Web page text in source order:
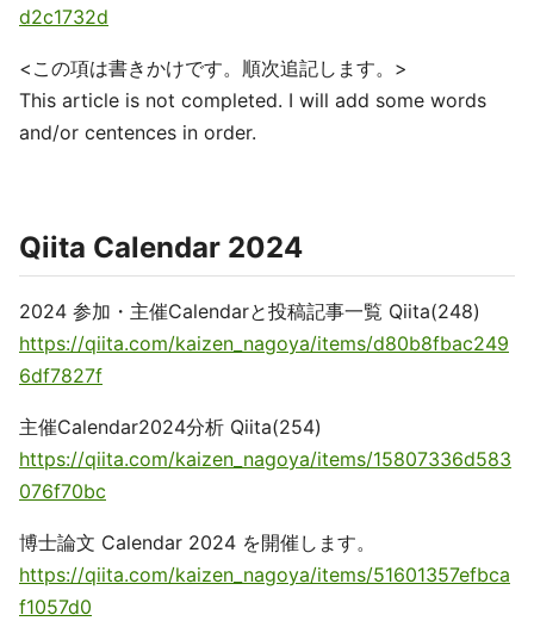
d2c1732d
<この項は書きかけです。順次追記します。>
This article is not completed. I will add some words
and/or centences in order.
Qiita Calendar 2024
2024 参加・主催Calendarと投稿記事一覧 Qiita(248)
https://qiita.com/kaizen_nagoya/items/d80b8fbac249
6df7827f
主催Calendar2024分析 Qiita(254)
https://qiita.com/kaizen_nagoya/items/15807336d583
076f70bc
博士論文 Calendar 2024 を開催します。
https://qiita.com/kaizen_nagoya/items/51601357efbca
f1057d0